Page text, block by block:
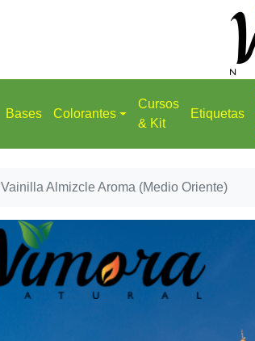
Bases Colorantes
Cursos
& Kit
Etiquetas
Vainilla Almizcle Aroma (Medio Oriente)